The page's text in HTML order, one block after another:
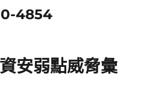
4854
安弱點威脅彙